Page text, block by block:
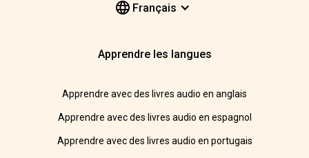
Français
Apprendre les langues
Apprendre avec des livres audio en anglais
Apprendre avec des livres audio en espagnol
Apprendre avec des livres audio en portugais